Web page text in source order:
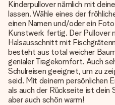
Kinderpullover nämlich mit
lassen. Wähle eines der
einen Namen und/oder ein
Kunstwerk fertig. Der Pullover
Halsausschnitt mit
besteht aus total weicher
genialer Tragekomfort. Auch
Schulreisen geeignet, um zu
seid. Mit deinem persönlichen
als auch der Rückseite ist dein
aber auch schön warm!